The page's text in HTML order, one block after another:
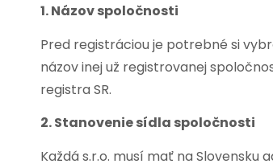
1. Názov spoločnosti
Pred registráciou je potrebné si
názov inej už registrovanej
registra SR.
2. Stanovenie sídla spoločnosti
Každá s.r.o. musí mať na